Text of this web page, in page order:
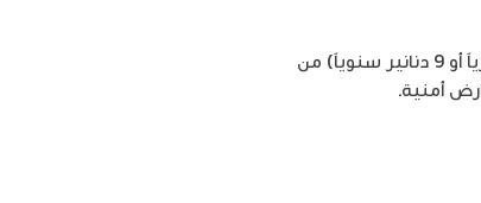
ويمكن لمشتركي أمنية الفواتير (الخطوط، الإنترنت المنزلي والفايبر) الاشتراك بالخدمة بمبلغ رمزي (1 دينار شهرياً أو 9 دنانير سنوياً) من